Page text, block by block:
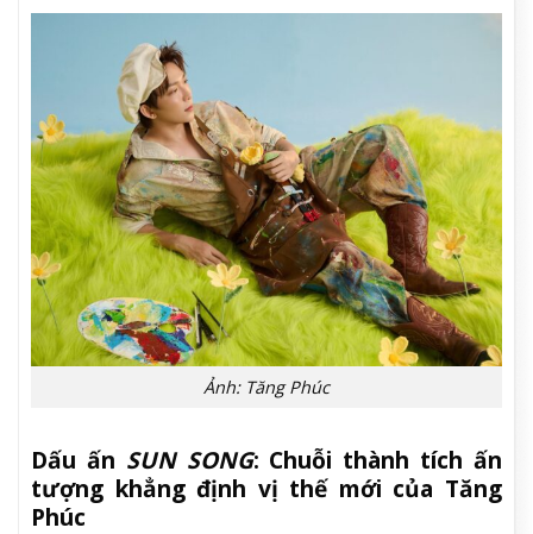
Ảnh: Tăng Phúc
Dấu ấn SUN SONG: Chuỗi thành tích ấn
tượng khẳng định vị thế mới của Tăng
Phúc